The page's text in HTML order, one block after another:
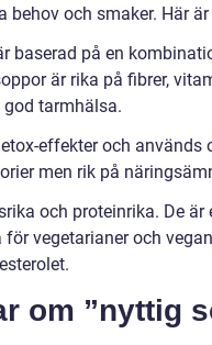
och smaker. Här
baserad på en
är rika på fibrer,
tarmhälsa.
effekter och
men rik på
och proteinrika. De
vegetarianer och
om ”nyttig